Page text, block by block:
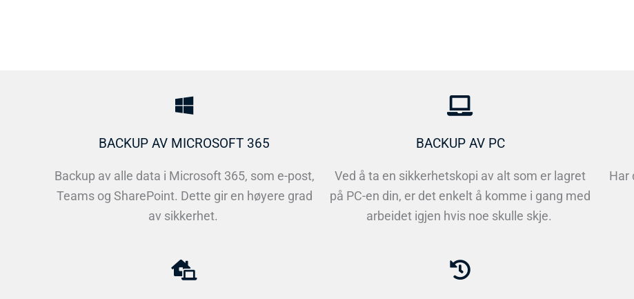
BACKUP AV MICROSOFT 365
Backup av alle data i Microsoft 365, som e-post,
Teams og SharePoint. Dette gir en høyere grad
av sikkerhet.
BACKUP AV PC
Ved å ta en sikkerhetskopi av alt som er lagret
på PC-en din, er det enkelt å komme i gang med
arbeidet igjen hvis noe skulle skje.
Har